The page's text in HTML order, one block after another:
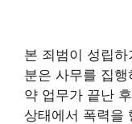
본 죄범이 성립
분은 사무를 집
약 업무가 끝난
상태에서 폭력을